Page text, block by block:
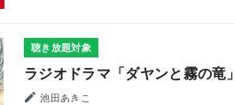
聴き放題対象
ラジオドラマ「ダヤンと霧の竜」
池田あきこ